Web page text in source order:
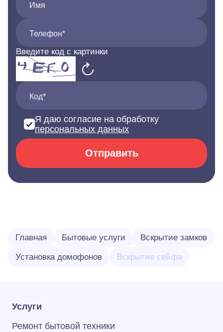
Имя
Телефон*
Введите код с картинки
Код*
Я даю согласие на обработку
персональных данных
Отправить
Главная Бытовые услуги Вскрытие замков
Установка домофонов Вскрытие сейфа
Услуги
Ремонт бытовой техники